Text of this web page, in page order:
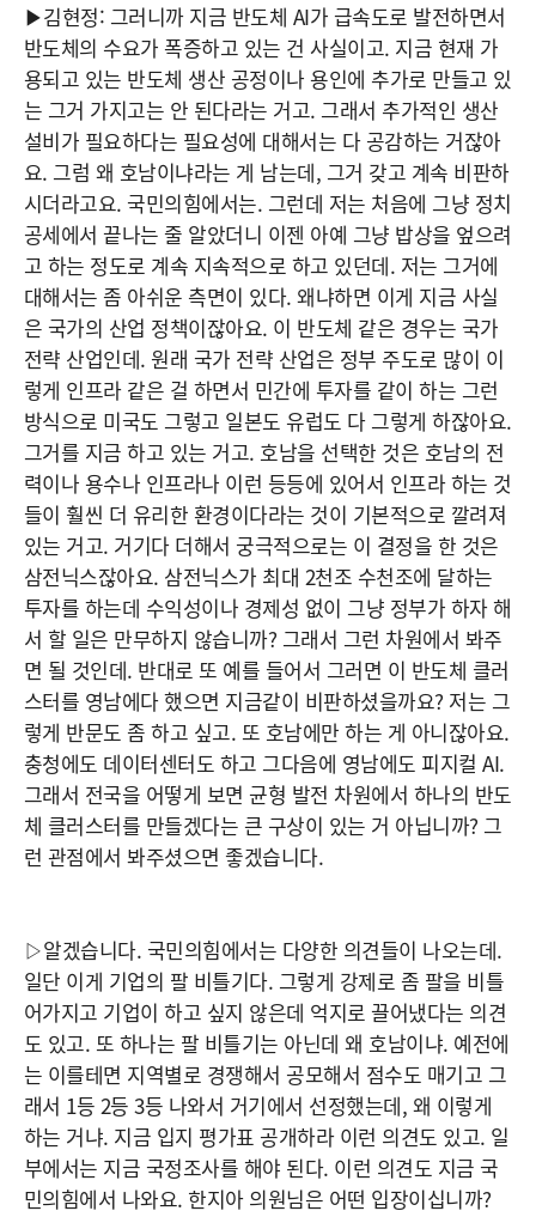
▶김현정: 그러니까 지금 반도체 AI가 급속도로 발전하면서
반도체의 수요가 폭증하고 있는 건 사실이고. 지금 현재 가
용되고 있는 반도체 생산 공정이나 용인에 추가로 만들고 있
는 그거 가지고는 안 된다라는 거고. 그래서 추가적인 생산
설비가 필요하다는 필요성에 대해서는 다 공감하는 거잖아
요. 그럼 왜 호남이냐라는 게 남는데, 그거 갖고 계속 비판하
시더라고요. 국민의힘에서는. 그런데 저는 처음에 그냥 정치
공세에서 끝나는 줄 알았더니 이젠 아예 그냥 밥상을 엎으려
고 하는 정도로 계속 지속적으로 하고 있던데. 저는 그거에
대해서는 좀 아쉬운 측면이 있다. 왜냐하면 이게 지금 사실
은 국가의 산업 정책이잖아요. 이 반도체 같은 경우는 국가
전략 산업인데. 원래 국가 전략 산업은 정부 주도로 많이 이
렇게 인프라 같은 걸 하면서 민간에 투자를 같이 하는 그런
방식으로 미국도 그렇고 일본도 유럽도 다 그렇게 하잖아요.
그거를 지금 하고 있는 거고. 호남을 선택한 것은 호남의 전
력이나 용수나 인프라나 이런 등등에 있어서 인프라 하는 것
들이 훨씬 더 유리한 환경이다라는 것이 기본적으로 깔려져
있는 거고. 거기다 더해서 궁극적으로는 이 결정을 한 것은
삼전닉스잖아요. 삼전닉스가 최대 2천조 수천조에 달하는
투자를 하는데 수익성이나 경제성 없이 그냥 정부가 하자 해
서 할 일은 만무하지 않습니까? 그래서 그런 차원에서 봐주
면 될 것인데. 반대로 또 예를 들어서 그러면 이 반도체 클러
스터를 영남에다 했으면 지금같이 비판하셨을까요? 저는 그
렇게 반문도 좀 하고 싶고. 또 호남에만 하는 게 아니잖아요.
충청에도 데이터센터도 하고 그다음에 영남에도 피지컬 AI.
그래서 전국을 어떻게 보면 균형 발전 차원에서 하나의 반도
체 클러스터를 만들겠다는 큰 구상이 있는 거 아닙니까? 그
런 관점에서 봐주셨으면 좋겠습니다.
▷알겠습니다. 국민의힘에서는 다양한 의견들이 나오는데.
일단 이게 기업의 팔 비틀기다. 그렇게 강제로 좀 팔을 비틀
어가지고 기업이 하고 싶지 않은데 억지로 끌어냈다는 의견
도 있고. 또 하나는 팔 비틀기는 아닌데 왜 호남이냐. 예전에
는 이를테면 지역별로 경쟁해서 공모해서 점수도 매기고 그
래서 1등 2등 3등 나와서 거기에서 선정했는데, 왜 이렇게
하는 거냐. 지금 입지 평가표 공개하라 이런 의견도 있고. 일
부에서는 지금 국정조사를 해야 된다. 이런 의견도 지금 국
민의힘에서 나와요. 한지아 의원님은 어떤 입장이십니까?